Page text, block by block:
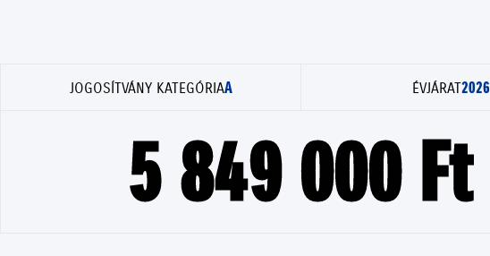
JOGOSÍTVÁNY KATEGÓRIAA ÉVJÁRAT2026
5 849 000 Ft